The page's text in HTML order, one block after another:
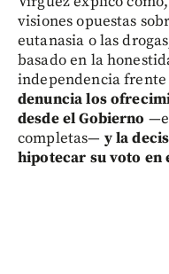
visiones opuestas
eutanasia o las
basado en la
independencia frente
denuncia los
desde el Gobierno
completas— y la
hipotecar su voto en